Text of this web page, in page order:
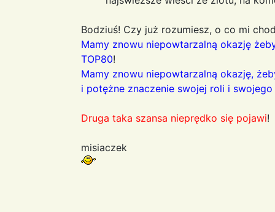
Bodziuś! Czy już rozumiesz, o co mi
Mamy znowu niepowtarzalną okazję
TOP80!
Mamy znowu niepowtarzalną okazję,
i potężne znaczenie swojej roli i
Druga taka szansa nieprędko się pojawi!
misiaczek